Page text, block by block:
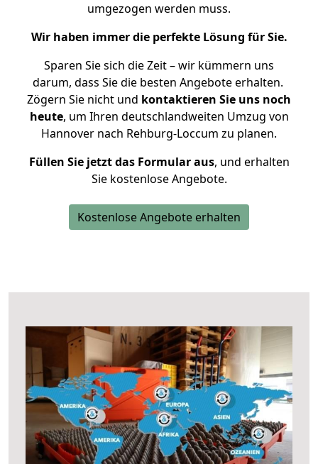
umgezogen werden muss.
Wir haben immer die perfekte Lösung für Sie.
Sparen Sie sich die Zeit – wir kümmern uns
darum, dass Sie die besten Angebote erhalten.
Zögern Sie nicht und kontaktieren Sie uns noch
heute, um Ihren deutschlandweiten Umzug von
Hannover nach Rehburg-Loccum zu planen.
Füllen Sie jetzt das Formular aus, und erhalten
Sie kostenlose Angebote.
Kostenlose Angebote erhalten